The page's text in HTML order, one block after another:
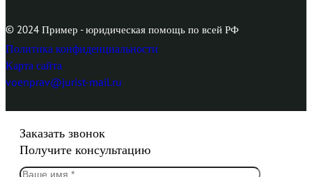
© 2024 Пример - юридическая помощь по всей РФ
Политика конфиденциальности
Карта сайта
voenprav@jurist-mail.ru
Заказать звонок
Получите консультацию